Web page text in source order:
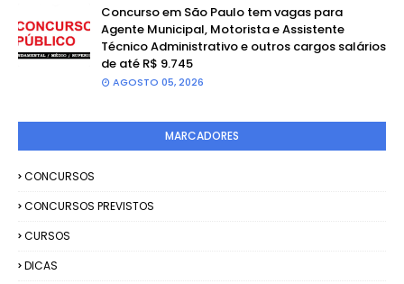
Concurso em São Paulo tem vagas para
Agente Municipal, Motorista e Assistente
Técnico Administrativo e outros cargos salários
de até R$ 9.745
AGOSTO 05, 2026
MARCADORES
CONCURSOS
CONCURSOS PREVISTOS
CURSOS
DICAS